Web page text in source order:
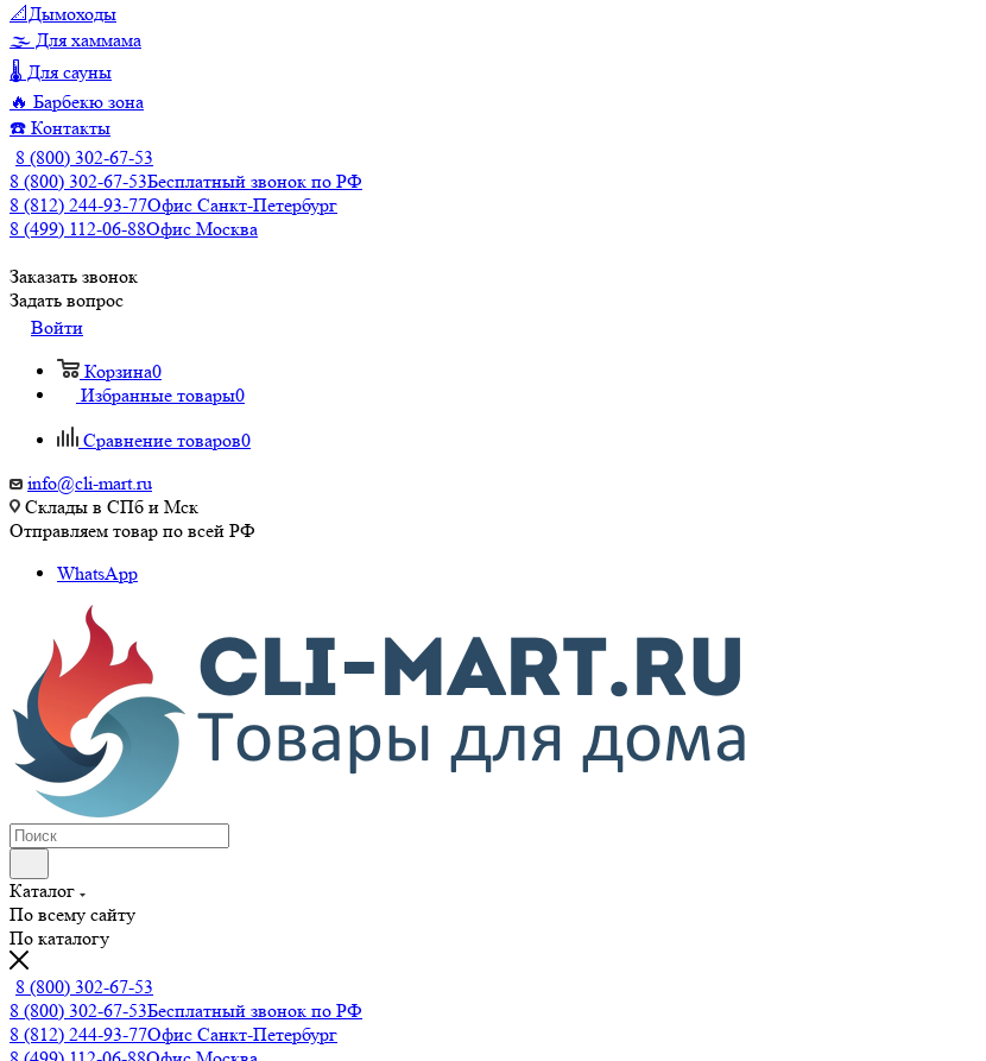
📐Дымоходы
🌫️ Для хаммама
🌡️ Для сауны
🔥 Барбекю зона
☎️ Контакты
8 (800) 302-67-53
8 (800) 302-67-53Бесплатный звонок по РФ
8 (812) 244-93-77Офис Санкт-Петербург
8 (499) 112-06-88Офис Москва
Заказать звонок
Задать вопрос
Войти
Корзина0
Избранные товары0
Сравнение товаров0
info@cli-mart.ru
Склады в СПб и Мск
Отправляем товар по всей РФ
WhatsApp
Каталог
По всему сайту
По каталогу
8 (800) 302-67-53
8 (800) 302-67-53Бесплатный звонок по РФ
8 (812) 244-93-77Офис Санкт-Петербург